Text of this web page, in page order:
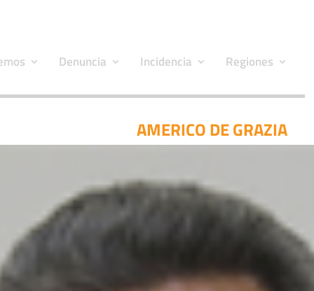
Denuncia Incidencia Regiones
AMERICO DE GRAZIA